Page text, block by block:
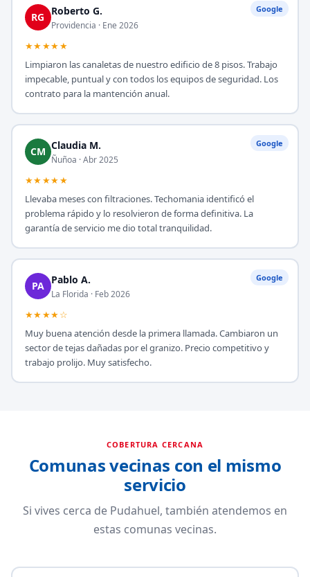
Google
RG Roberto G.
Providencia · Ene 2026
★★★★★
Limpiaron las canaletas de nuestro edificio de 8 pisos. Trabajo
impecable, puntual y con todos los equipos de seguridad. Los
contrato para la mantención anual.
Google
CM Claudia M.
Ñuñoa · Abr 2025
★★★★★
Llevaba meses con filtraciones. Techomania identificó el
problema rápido y lo resolvieron de forma definitiva. La
garantía de servicio me dio total tranquilidad.
Google
PA Pablo A.
La Florida · Feb 2026
★★★★☆
Muy buena atención desde la primera llamada. Cambiaron un
sector de tejas dañadas por el granizo. Precio competitivo y
trabajo prolijo. Muy satisfecho.
COBERTURA CERCANA
Comunas vecinas con el mismo
servicio
Si vives cerca de Pudahuel, también atendemos en
estas comunas vecinas.